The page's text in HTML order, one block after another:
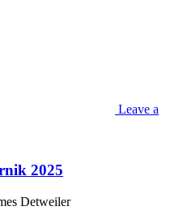
Leave a
2025
Detweiler